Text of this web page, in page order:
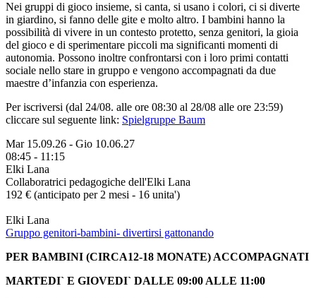
Nei gruppi di gioco insieme, si canta, si usano i colori, ci si diverte
in giardino, si fanno delle gite e molto altro. I bambini hanno la
possibilità di vivere in un contesto protetto, senza genitori, la gioia
del gioco e di sperimentare piccoli ma significanti momenti di
autonomia. Possono inoltre confrontarsi con i loro primi contatti
sociale nello stare in gruppo e vengono accompagnati da due
maestre d’infanzia con esperienza.
Per iscriversi (dal 24/08. alle ore 08:30 al 28/08 alle ore 23:59)
cliccare sul seguente link: Spielgruppe Baum
Mar 15.09.26 - Gio 10.06.27
08:45 - 11:15
Elki Lana
Collaboratrici pedagogiche dell'Elki Lana
192 € (anticipato per 2 mesi - 16 unita')
Elki Lana
Gruppo genitori-bambini- divertirsi gattonando
PER BAMBINI (CIRCA12-18 MONATE) ACCOMPAGNATI
MARTEDI` E GIOVEDI` DALLE 09:00 ALLE 11:00